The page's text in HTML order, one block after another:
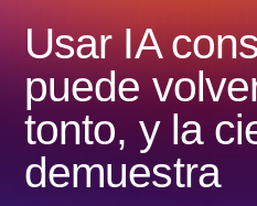
Usar IA
puede
tonto, y la
demuestra